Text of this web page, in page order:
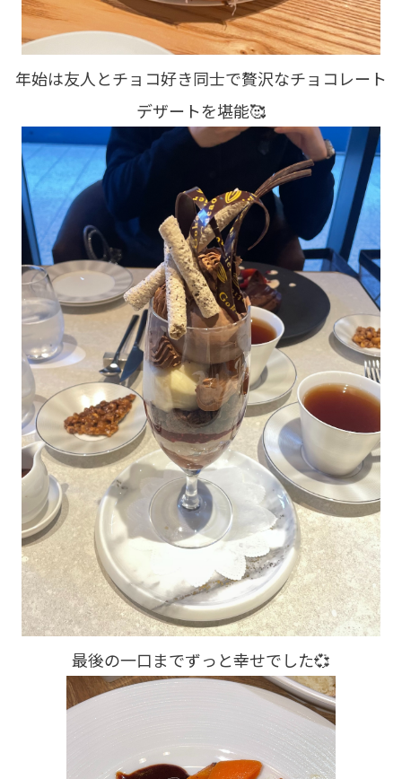
年始は友人とチョコ好き同士で贅沢なチョコレート
デザートを堪能🥰
最後の一口までずっと幸せでした💞